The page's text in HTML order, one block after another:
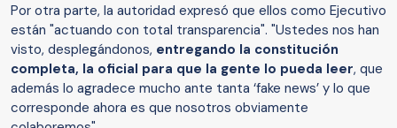
Por otra parte, la autoridad expresó que ellos como Ejecutivo
están "actuando con total transparencia". "Ustedes nos han
visto, desplegándonos, entregando la constitución
completa, la oficial para que la gente lo pueda leer, que
además lo agradece mucho ante tanta ‘fake news’ y lo que
corresponde ahora es que nosotros obviamente